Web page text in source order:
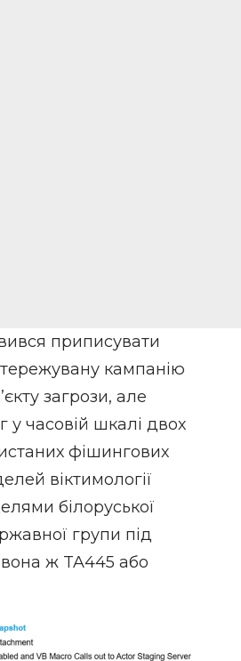
приписувати
кампанію
загрози, але
у часовій шкалі двох
фішингових
віктимології
білоруської
групи під
ж TA445 або